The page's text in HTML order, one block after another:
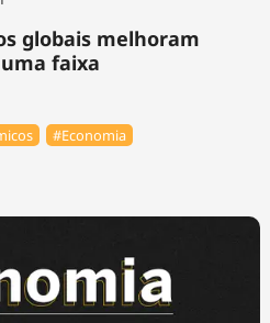
globais melhoram
faixa
#Economia